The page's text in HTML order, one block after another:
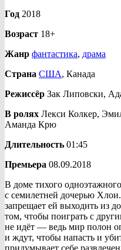
Год 2018
Возраст 18+
Жанр фантастика, драма
Страна США, Канада
Режиссёр Зак Липовски,
В ролях Лекси Колкер,
Аманда Крю
Длительность 01:45
Премьера 08.09.2018
В доме тихого
с семилетней дочерью
запрещает ей выходить из
том, чтобы поиграть с
не идёт — ведь мир полон
и ждут, чтобы напасть и
придумывает себе